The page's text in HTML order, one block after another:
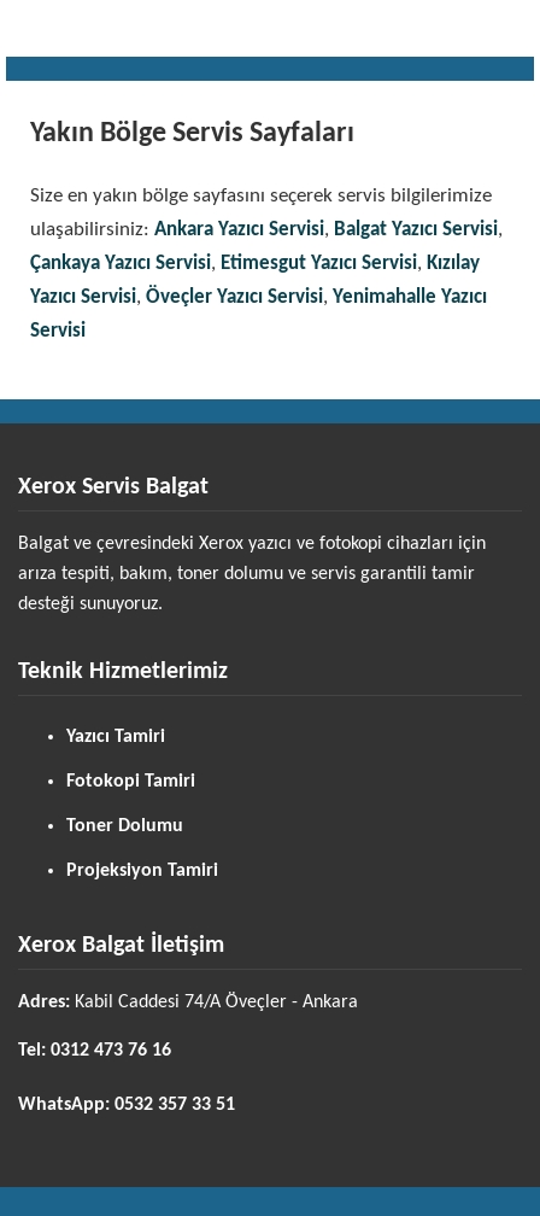
Yakın Bölge Servis Sayfaları
Size en yakın bölge sayfasını seçerek servis bilgilerimize
ulaşabilirsiniz: Ankara Yazıcı Servisi, Balgat Yazıcı Servisi,
Çankaya Yazıcı Servisi, Etimesgut Yazıcı Servisi, Kızılay
Yazıcı Servisi, Öveçler Yazıcı Servisi, Yenimahalle Yazıcı
Servisi
Xerox Servis Balgat
Balgat ve çevresindeki Xerox yazıcı ve fotokopi cihazları için
arıza tespiti, bakım, toner dolumu ve servis garantili tamir
desteği sunuyoruz.
Teknik Hizmetlerimiz
Yazıcı Tamiri
Fotokopi Tamiri
Toner Dolumu
Projeksiyon Tamiri
Xerox Balgat İletişim
Adres: Kabil Caddesi 74/A Öveçler - Ankara
Tel: 0312 473 76 16
WhatsApp: 0532 357 33 51